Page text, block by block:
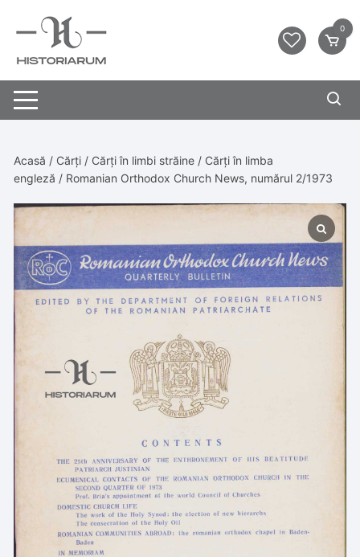
0
Acasă / Cărți / Cărți în limbi străine / Cărți în limba
engleză / Romanian Orthodox Church News, numărul 2/1973